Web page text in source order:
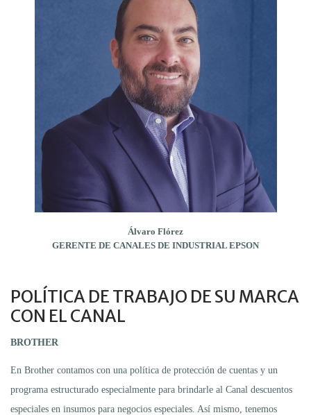
Álvaro Flórez
GERENTE DE CANALES DE INDUSTRIAL EPSON
POLÍTICA DE TRABAJO DE SU MARCA
CON EL CANAL
BROTHER
En Brother contamos con una política de protección de cuentas y un
programa estructurado especialmente para brindarle al Canal descuentos
especiales en insumos para negocios especiales. Así mismo, tenemos